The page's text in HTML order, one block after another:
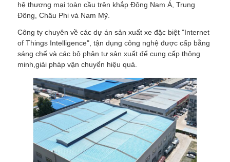
hệ thương mại toàn cầu trên khắp Đông Nam Á, Trung
Đông, Châu Phi và Nam Mỹ.
Công ty chuyên về các dự án sản xuất xe đặc biệt "Internet
of Things Intelligence", tận dụng công nghệ được cấp bằng
sáng chế và các bộ phận tự sản xuất để cung cấp thông
minh,giải pháp vận chuyển hiệu quả.